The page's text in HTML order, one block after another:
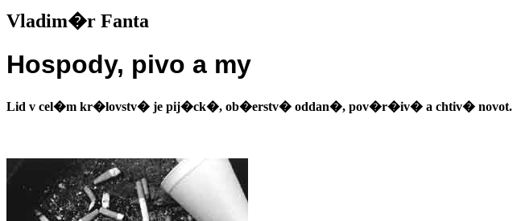
Vladim�r Fanta
Hospody, pivo a my
Lid v cel�m kr�lovstv� je pij�ck�, ob�erstv� oddan�, pov�r�iv� a chtiv� novot.